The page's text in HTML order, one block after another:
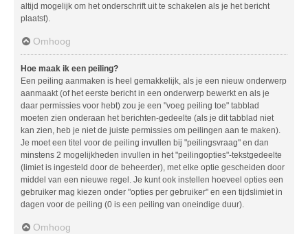
altijd mogelijk om het onderschrift uit te schakelen als je het bericht
plaatst).
Omhoog
Hoe maak ik een peiling?
Een peiling aanmaken is heel gemakkelijk, als je een nieuw onderwerp
aanmaakt (of het eerste bericht in een onderwerp bewerkt en als je
daar permissies voor hebt) zou je een "voeg peiling toe" tabblad
moeten zien onderaan het berichten-gedeelte (als je dit tabblad niet
kan zien, heb je niet de juiste permissies om peilingen aan te maken).
Je moet een titel voor de peiling invullen bij "peilingsvraag" en dan
minstens 2 mogelijkheden invullen in het "peilingopties"-tekstgedeelte
(limiet is ingesteld door de beheerder), met elke optie gescheiden door
middel van een nieuwe regel. Je kunt ook instellen hoeveel opties een
gebruiker mag kiezen onder "opties per gebruiker" en een tijdslimiet in
dagen voor de peiling (0 is een peiling van oneindige duur).
Omhoog